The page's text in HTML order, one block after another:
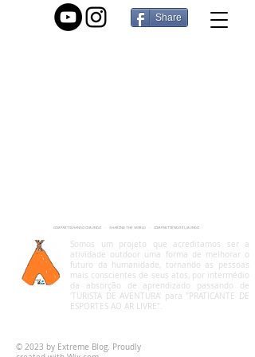
Share
COMPARTILHANDO O MUNDO - SHARING THE WORLD - COMPARTIENDO EL MUNDO
Somos um projeto que acreditamos ser a
atividade outdoor uma forma de melhorar o
futuro da humanidade, tornando as pessoas
mais conscientes de seus atos, por intermédio
da absorção de aprendizado passando de
'TURISTA DE AVENTURA' para "PRATICANTE DE
ESPORTES AO AR LIVRE".
© 2023 by Extreme Blog. Proudly